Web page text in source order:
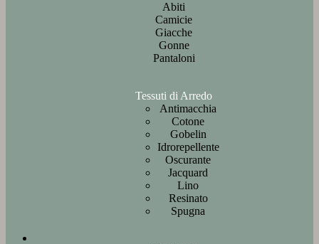
Abiti
Camicie
Giacche
Gonne
Pantaloni
Tessuti di Arredo
Antimacchia
Cotone
Gobelin
Idrorepellente
Oscurante
Jacquard
Lino
Resinato
Spugna